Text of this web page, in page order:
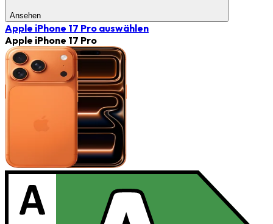
Ansehen
Apple iPhone 17 Pro auswählen
Apple iPhone 17 Pro